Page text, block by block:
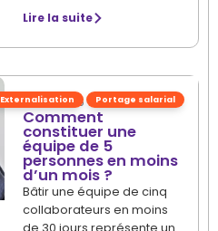
Lire la suite
Externalisation Portage salarial
16/06/2026
Comment
constituer une
équipe de 5
personnes en moins
d’un mois ?
Bâtir une équipe de cinq
collaborateurs en moins